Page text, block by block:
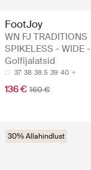
FootJoy
WN FJ TRADITIONS
SPIKELESS - WIDE -
Golfijalatsid
37 38 38.5 39 40
136 € 160 €
30% Allahindlust